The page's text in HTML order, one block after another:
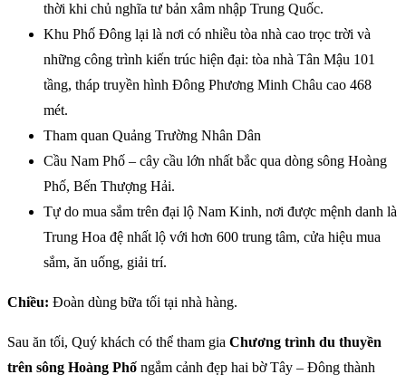
thời khi chủ nghĩa tư bản xâm nhập Trung Quốc.
Khu Phố Đông lại là nơi có nhiều tòa nhà cao trọc trời và
những công trình kiến trúc hiện đại: tòa nhà Tân Mậu 101
tầng, tháp truyền hình Đông Phương Minh Châu cao 468
mét.
Tham quan Quảng Trường Nhân Dân
Cầu Nam Phố – cây cầu lớn nhất bắc qua dòng sông Hoàng
Phố, Bến Thượng Hải.
Tự do mua sắm trên đại lộ Nam Kinh, nơi được mệnh danh là
Trung Hoa đệ nhất lộ với hơn 600 trung tâm, cửa hiệu mua
sắm, ăn uống, giải trí.
Chiều: Đoàn dùng bữa tối tại nhà hàng.
Sau ăn tối, Quý khách có thể tham gia Chương trình du thuyền
trên sông Hoàng Phố ngắm cảnh đẹp hai bờ Tây – Đông thành